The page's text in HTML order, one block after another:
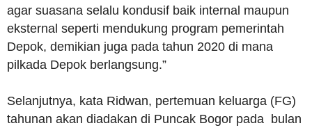
agar suasana selalu kondusif baik internal maupun
eksternal seperti mendukung program pemerintah
Depok, demikian juga pada tahun 2020 di mana
pilkada Depok berlangsung.”
Selanjutnya, kata Ridwan, pertemuan keluarga (FG)
tahunan akan diadakan di Puncak Bogor pada bulan